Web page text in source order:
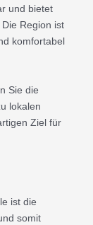
und bietet
Region ist
komfortabel
Sie die
lokalen
Ziel für
ist die
somit